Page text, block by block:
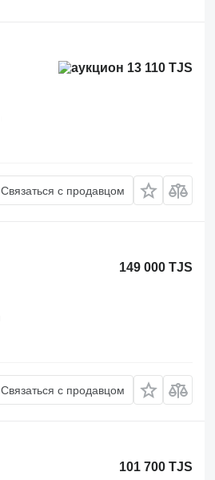
13 110 TJS
Связаться с продавцом
149 000 TJS
Связаться с продавцом
101 700 TJS